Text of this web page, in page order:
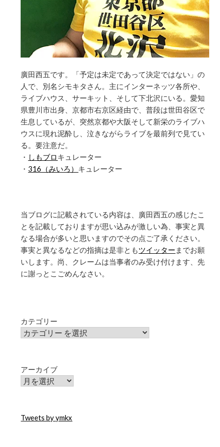
廣田西五です。「予定は未定であって決定ではない」の
人で、別名シモキタさん。主にインターネッツ各所や、
ライブハウス、サーキット、そして下北沢にいる。愛知
県豊川市出身、京都市右京区経由で、普段は世田谷区で
生息しているが、突然京都や大阪そして新栄のライブハ
ウスに現れ泥酔し、泣きながらライブを最前列で見てい
る。要注意だ。
・ しもブロキュレーター
・ 316（みいろ） キュレーター
当ブログに記載されている内容は、廣田西五の感じたこ
とを記載しておりますが思い込みが激しい為、事実と異
なる場合が多いと思いますのでその点ご了承ください。
事実と異なるなどの指摘は是非ともツイッター までお願
いします。尚、クレームは当事者のみ受け付けます、先
に謝っとこごめんなさい。
カテゴリー
アーカイブ
Tweets by ymkx